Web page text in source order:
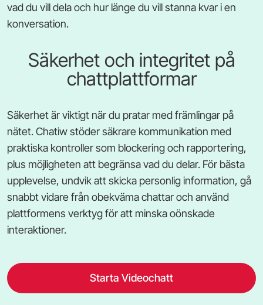
vad du vill dela och hur länge du vill stanna kvar i en
konversation.
Säkerhet och integritet på
chattplattformar
Säkerhet är viktigt när du pratar med främlingar på
nätet. Chatiw stöder säkrare kommunikation med
praktiska kontroller som blockering och rapportering,
plus möjligheten att begränsa vad du delar. För bästa
upplevelse, undvik att skicka personlig information, gå
snabbt vidare från obekväma chattar och använd
plattformens verktyg för att minska oönskade
interaktioner.
Starta Videochatt